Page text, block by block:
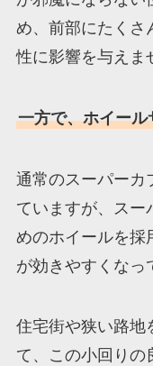
め、前部にたくさ
性に影響を与えま
一方で、ホイー
通常のスーパーカ
ていますが、スー
めのホイールを採
が効きやすくなっ
住宅街や狭い路地
て、この小回りの